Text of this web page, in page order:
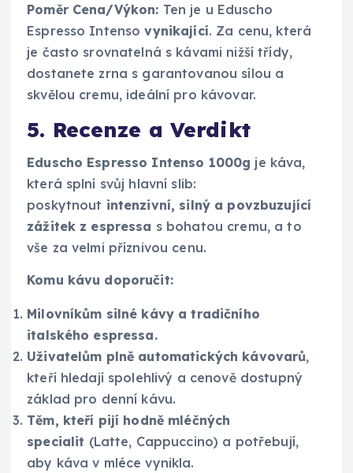
Poměr Cena/Výkon: Ten je u Eduscho
Espresso Intensovynikající. Za cenu, která
je často srovnatelná s kávami nižší třídy,
dostanete zrna s garantovanou sílou a
skvělou cremu, ideální pro kávovar.
5. Recenze a Verdikt
Eduscho Espresso Intenso 1000g je káva,
která splní svůj hlavní slib:
poskytnout intenzivní, silný a povzbuzující
zážitek z espressa s bohatou cremu, a to
vše za velmi příznivou cenu.
Komu kávu doporučit:
Milovníkům silné kávy a tradičního
italského espressa.
Uživatelům plně automatických kávovarů,
kteří hledají spolehlivý a cenově dostupný
základ pro denní kávu.
Těm, kteří pijí hodně mléčných
specialit (Latte, Cappuccino) a potřebují,
aby káva v mléce vynikla.